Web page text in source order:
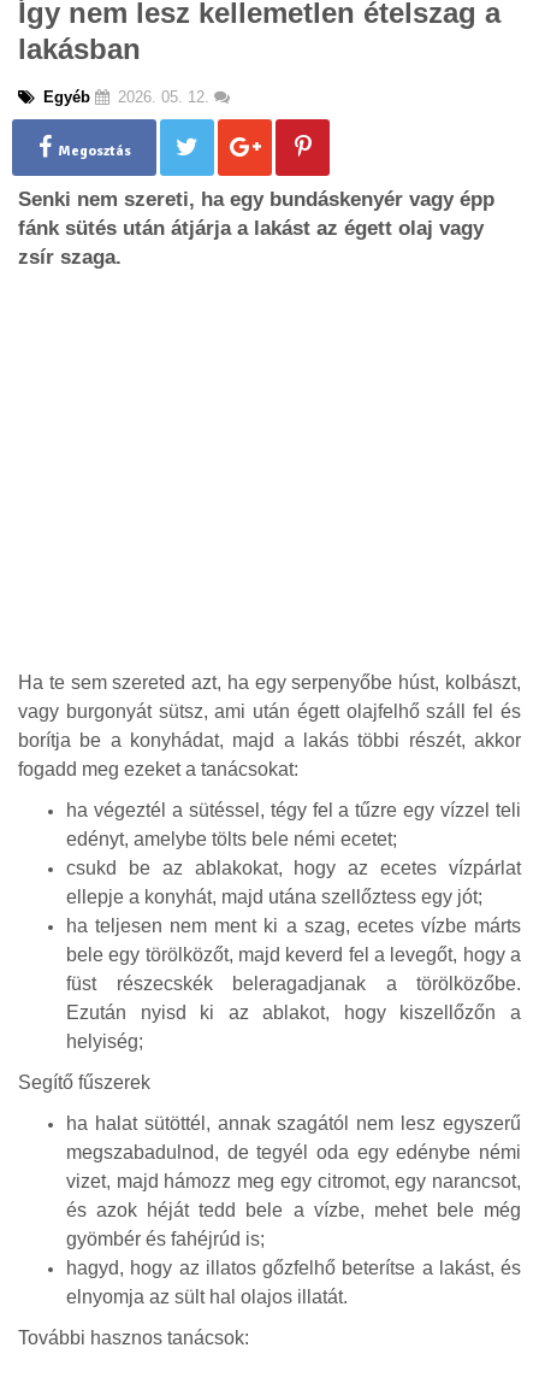
g
a
Így nem lesz kellemetlen ételszag a
lakásban
Egyéb 2026. 05. 12.
Megosztás
Senki nem szereti, ha egy bundáskenyér vagy épp
fánk sütés után átjárja a lakást az égett olaj vagy
zsír szaga.
Ha te sem szereted azt, ha egy serpenyőbe húst, kolbászt,
vagy burgonyát sütsz, ami után égett olajfelhő száll fel és
borítja be a konyhádat, majd a lakás többi részét, akkor
fogadd meg ezeket a tanácsokat:
ha végeztél a sütéssel, tégy fel a tűzre egy vízzel teli
edényt, amelybe tölts bele némi ecetet;
csukd be az ablakokat, hogy az ecetes vízpárlat
ellepje a konyhát, majd utána szellőztess egy jót;
ha teljesen nem ment ki a szag, ecetes vízbe márts
bele egy törölközőt, majd keverd fel a levegőt, hogy a
füst részecskék beleragadjanak a törölközőbe.
Ezután nyisd ki az ablakot, hogy kiszellőzőn a
helyiség;
Segítő fűszerek
ha halat sütöttél, annak szagától nem lesz egyszerű
megszabadulnod, de tegyél oda egy edénybe némi
vizet, majd hámozz meg egy citromot, egy narancsot,
és azok héját tedd bele a vízbe, mehet bele még
gyömbér és fahéjrúd is;
hagyd, hogy az illatos gőzfelhő beterítse a lakást, és
elnyomja az sült hal olajos illatát.
További hasznos tanácsok: